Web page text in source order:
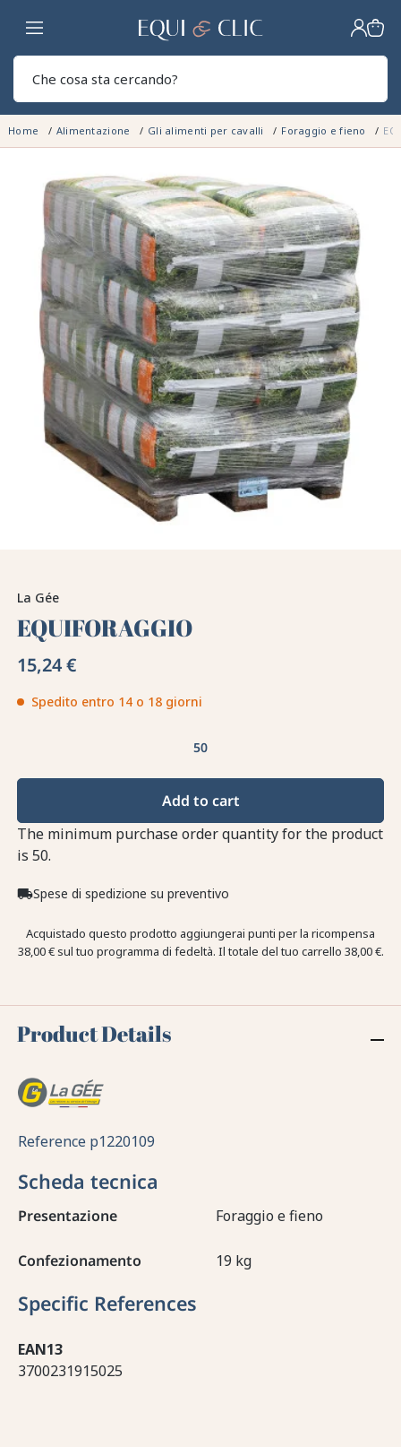
Casa
Home Alimentazione Gli alimenti per cavalli Foraggio e fieno
La Gée
EQUIFORAGGIO
15,24 €
Spedito entro 14 o 18 giorni
Add to cart
The minimum purchase order quantity for the product
is 50.
local_shippingSpese di spedizione su preventivo
Acquistado questo prodotto aggiungerai punti per la ricompensa
38,00 €sul tuo programma di fedeltà. Il totale del tuo carrello 38,00 €.
Product Details
Reference p1220109
Scheda tecnica
Presentazione Foraggio e fieno
Confezionamento 19 kg
Specific References
EAN13
3700231915025